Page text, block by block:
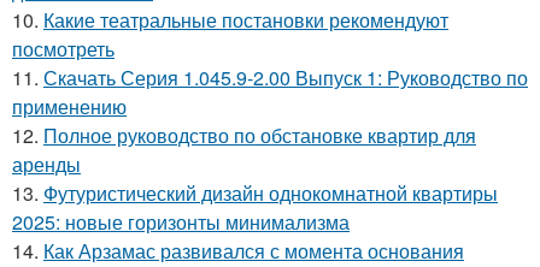
10. Какие театральные постановки рекомендуют
посмотреть
11. Скачать Серия 1.045.9-2.00 Выпуск 1: Руководство по
применению
12. Полное руководство по обстановке квартир для
аренды
13. Футуристический дизайн однокомнатной квартиры
2025: новые горизонты минимализма
14. Как Арзамас развивался с момента основания